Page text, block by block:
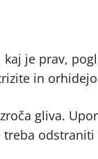
je prav,
in
gliva.